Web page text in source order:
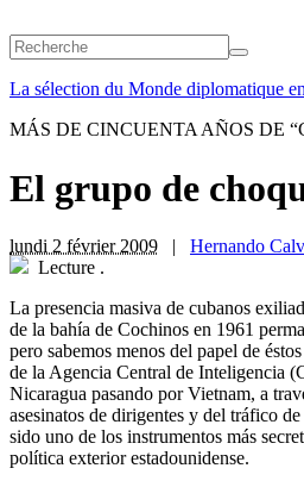
La sélection du Monde diplomatique
MÁS DE CINCUENTA AÑOS DE
El grupo de
lundi 2 février 2009 | Hernando
Lecture .
La presencia masiva de cubanos
de la bahía de Cochinos en 1961
pero sabemos menos del papel de
de la Agencia Central de Inteligencia
Nicaragua pasando por Vietnam, a
asesinatos de dirigentes y del tráfico
sido uno de los instrumentos más
política exterior estadounidense.